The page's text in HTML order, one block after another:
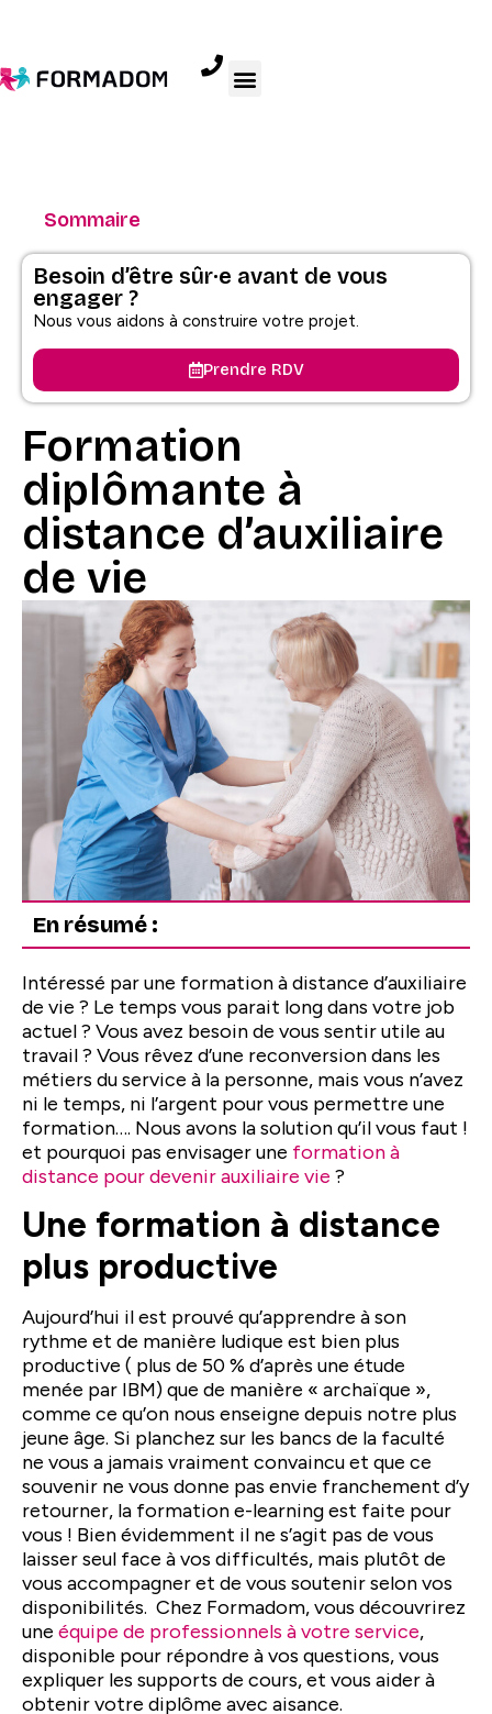
Sommaire
Besoin d’être sûr·e avant de vous
engager ?
Nous vous aidons à construire votre projet.
Prendre RDV
Formation
diplômante à
distance d’auxiliaire
de vie
En résumé :
Intéressé par une formation à distance d’auxiliaire
de vie ? Le temps vous parait long dans votre job
actuel ? Vous avez besoin de vous sentir utile au
travail ? Vous rêvez d’une reconversion dans les
métiers du service à la personne, mais vous n’avez
ni le temps, ni l’argent pour vous permettre une
formation…. Nous avons la solution qu’il vous faut !
et pourquoi pas envisager une formation à
distance pour devenir auxiliaire vie ?
Une formation à distance
plus productive
Aujourd’hui il est prouvé qu’apprendre à son
rythme et de manière ludique est bien plus
productive ( plus de 50 % d’après une étude
menée par IBM) que de manière « archaïque »,
comme ce qu’on nous enseigne depuis notre plus
jeune âge. Si planchez sur les bancs de la faculté
ne vous a jamais vraiment convaincu et que ce
souvenir ne vous donne pas envie franchement d’y
retourner, la formation e-learning est faite pour
vous ! Bien évidemment il ne s’agit pas de vous
laisser seul face à vos difficultés, mais plutôt de
vous accompagner et de vous soutenir selon vos
disponibilités. Chez Formadom, vous découvrirez
une équipe de professionnels à votre service,
disponible pour répondre à vos questions, vous
expliquer les supports de cours, et vous aider à
obtenir votre diplôme avec aisance.